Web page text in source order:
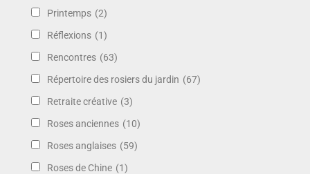
Printemps (2)
Réflexions (1)
Rencontres (63)
Répertoire des rosiers du jardin (67)
Retraite créative (3)
Roses anciennes (10)
Roses anglaises (59)
Roses de Chine (1)